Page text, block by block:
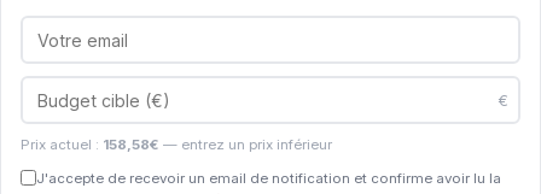
€
Prix actuel : 158,58€ — entrez un prix inférieur
J'accepte de recevoir un email de notification et confirme avoir lu la